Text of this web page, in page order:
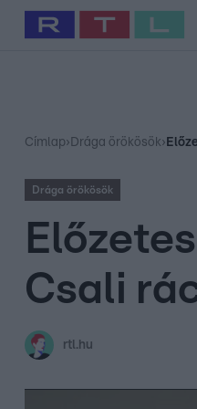
Babits Marcella Szellő
Címlap› Drága örökösök›
Drága örökösök
Csali
rtl.hu